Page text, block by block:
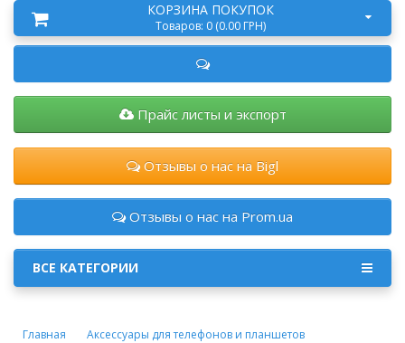
КОРЗИНА ПОКУПОК
Товаров: 0 (0.00 ГРН)
Прайс листы и экспорт
Отзывы о нас на Bigl
Отзывы о нас на Prom.ua
ВСЕ КАТЕГОРИИ
Главная
Аксессуары для телефонов и планшетов